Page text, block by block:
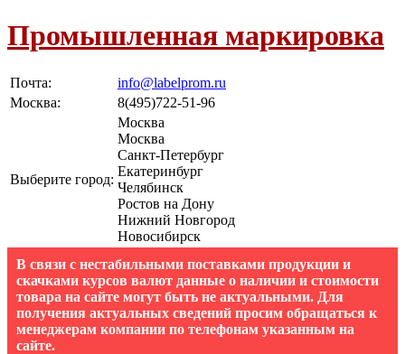
Промышленная маркировка
Почта:
info@labelprom.ru
Москва: 8(495)722-51-96
Выберите город:
Москва
Москва
Санкт-Петербург
Екатеринбург
Челябинск
Ростов на Дону
Нижний Новгород
Новосибирск
В связи с нестабильными поставками продукции и
скачками курсов валют данные о наличии и стоимости
товара на сайте могут быть не актуальными. Для
получения актуальных сведений просим обращаться к
менеджерам компании по телефонам указанным на
сайте.